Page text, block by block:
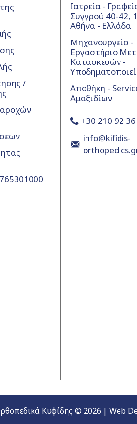
/
Ιατρεία -
Συγγρού 40-42,
Αθήνα - Ελλάδα
Μηχανουργείο -
Εργαστήριο
Κατασκευών -
Αποθήκη -
Αμαξιδίων
+30 210 92
info@kifidis-
Κυφίδης © 2026 | Web